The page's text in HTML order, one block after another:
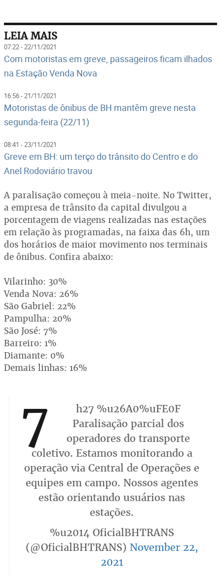
LEIA MAIS
07:22 - 22/11/2021
Com motoristas em greve, passageiros ficam ilhados
na Estação Venda Nova
16:56 - 21/11/2021
Motoristas de ônibus de BH mantêm greve nesta
segunda-feira (22/11)
08:41 - 23/11/2021
Greve em BH: um terço do trânsito do Centro e do
Anel Rodoviário travou
A paralisação começou à meia-noite. No Twitter,
a empresa de trânsito da capital divulgou a
porcentagem de viagens realizadas nas estações
em relação às programadas, na faixa das 6h, um
dos horários de maior movimento nos terminais
de ônibus. Confira abaixo:
Vilarinho: 30%
Venda Nova: 26%
São Gabriel: 22%
Pampulha: 20%
São José: 7%
Barreiro: 1%
Diamante: 0%
Demais linhas: 16%
7
h27 %u26A0%uFE0F
Paralisação parcial dos
operadores do transporte
coletivo. Estamos monitorando a
operação via Central de Operações e
equipes em campo. Nossos agentes
estão orientando usuários nas
estações.
%u2014 OficialBHTRANS
(@OficialBHTRANS) November 22,
2021